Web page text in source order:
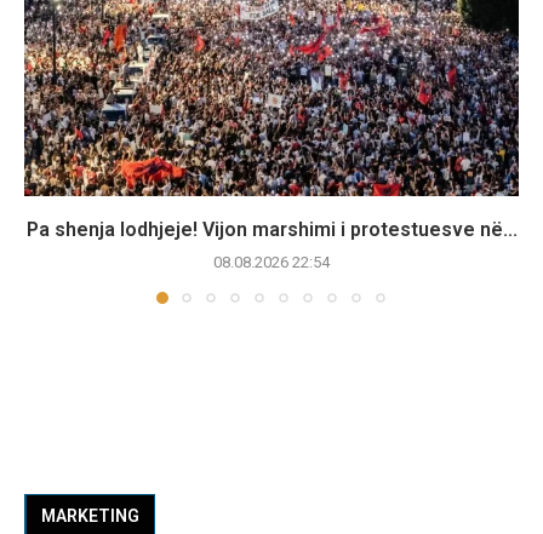
Pa shenja lodhjeje! Vijon marshimi i protestuesve në...
08.08.2026 22:54
MARKETING